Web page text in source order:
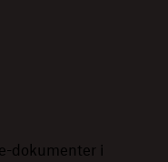
dokumenter i